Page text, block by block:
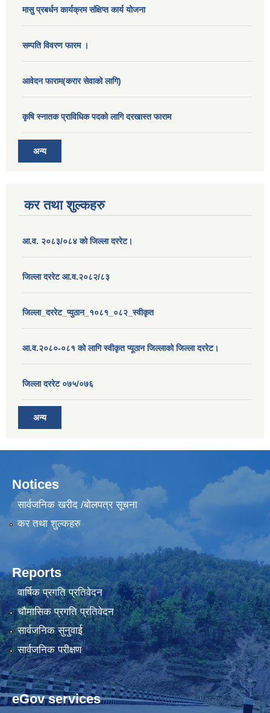
मासु प्रबर्धन कार्यक्रम संक्षिप्त कार्य योजना
सम्पति विवरण फारम ।
आवेदन फाराम(करार सेवाको लागि)
कृषि स्नातक प्राविधिक पदको लागि दरखास्त फाराम
अन्य
कर तथा शुल्कहरु
आ.व. २०८३/०८४ को जिल्ला दररेट।
जिल्ला दररेट आ.व.२०८२/८३
जिल्ला_दररेट_प्युठान_१०८१_०८२_स्वीकृत
आ.व.२०८०-०८१ को लागि स्वीकृत प्यूठान जिल्लाको जिल्ला दररेट।
जिल्ला दररेट ०७५/०७६
अन्य
Notices
सार्वजनिक खरीद /बोलपत्र सूचना
कर तथा शुल्कहरु
Reports
वार्षिक प्रगति प्रतिवेदन
चौमासिक प्रगति प्रतिवेदन
सार्वजनिक सुनुवाई
सार्वजनिक परीक्षण
eGov services